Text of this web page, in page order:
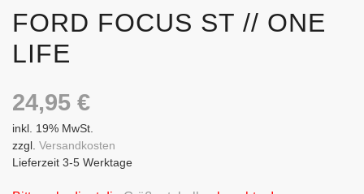
FORD FOCUS ST // ONE
LIFE
24,95 €
inkl. 19% MwSt.
zzgl. Versandkosten
Lieferzeit 3-5 Werktage